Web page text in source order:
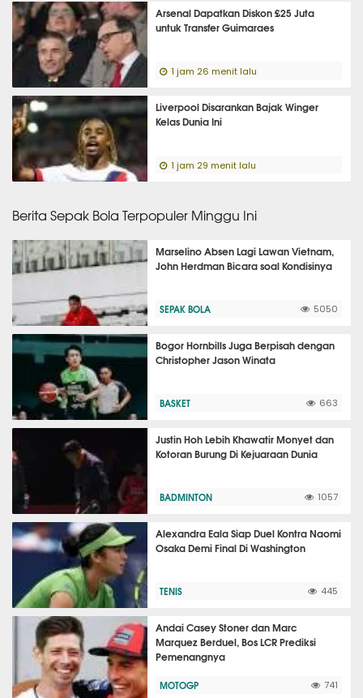
Arsenal Dapatkan Diskon £25 Juta
untuk Transfer Guimaraes
1 jam 26 menit lalu
Liverpool Disarankan Bajak Winger
Kelas Dunia Ini
1 jam 29 menit lalu
Berita Sepak Bola Terpopuler Minggu Ini
Marselino Absen Lagi Lawan Vietnam,
John Herdman Bicara soal Kondisinya
SEPAK BOLA 5050
Bogor Hornbills Juga Berpisah dengan
Christopher Jason Winata
BASKET 663
Justin Hoh Lebih Khawatir Monyet dan
Kotoran Burung Di Kejuaraan Dunia
BADMINTON 1057
Alexandra Eala Siap Duel Kontra Naomi
Osaka Demi Final Di Washington
TENIS 445
Andai Casey Stoner dan Marc
Marquez Berduel, Bos LCR Prediksi
Pemenangnya
MOTOGP 741